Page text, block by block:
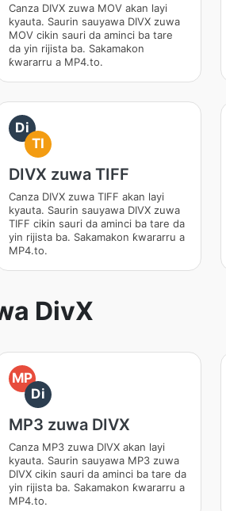
Canza DIVX zuwa MOV akan layi
kyauta. Saurin sauyawa DIVX zuwa
MOV cikin sauri da aminci ba tare
da yin rijista ba. Sakamakon
ƙwararru a MP4.to.
Di
TI
DIVX zuwa TIFF
Canza DIVX zuwa TIFF akan layi
kyauta. Saurin sauyawa DIVX zuwa
TIFF cikin sauri da aminci ba tare da
yin rijista ba. Sakamakon ƙwararru a
MP4.to.
DivX
MP
Di
MP3 zuwa DIVX
Canza MP3 zuwa DIVX akan layi
kyauta. Saurin sauyawa MP3 zuwa
DIVX cikin sauri da aminci ba tare da
yin rijista ba. Sakamakon ƙwararru a
MP4.to.